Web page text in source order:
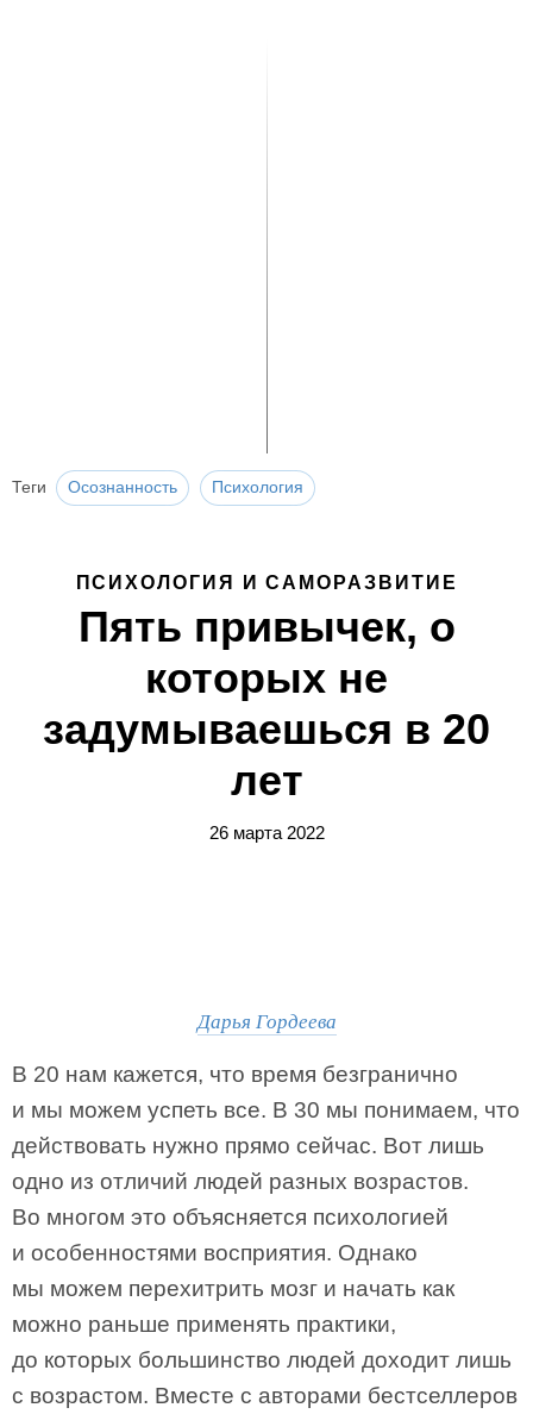
Теги Осознанность Психология
ПСИХОЛОГИЯ И САМОРАЗВИТИЕ
Пять привычек, о
которых не
задумываешься в 20
лет
26 марта 2022
Дарья Гордеева
В 20 нам кажется, что время безгранично
и мы можем успеть все. В 30 мы понимаем, что
действовать нужно прямо сейчас. Вот лишь
одно из отличий людей разных возрастов.
Во многом это объясняется психологией
и особенностями восприятия. Однако
мы можем перехитрить мозг и начать как
можно раньше применять практики,
до которых большинство людей доходит лишь
с возрастом. Вместе с авторами бестселлеров